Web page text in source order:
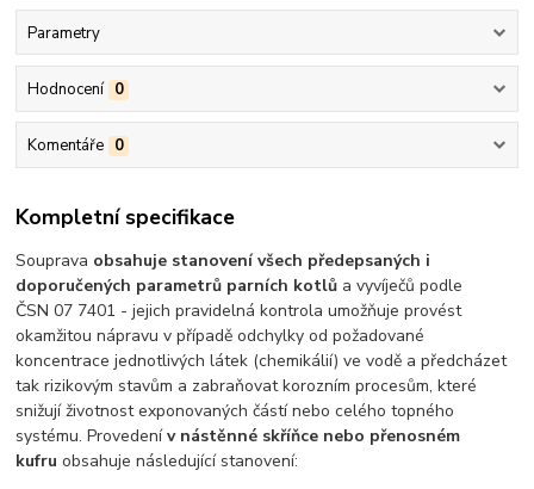
Parametry
Hodnocení 0
Komentáře 0
Kompletní specifikace
Souprava obsahuje stanovení všech předepsaných i
doporučených parametrů parních kotlů a vyvíječů podle
ČSN 07 7401 - jejich pravidelná kontrola umožňuje provést
okamžitou nápravu v případě odchylky od požadované
koncentrace jednotlivých látek (chemikálií) ve vodě a předcházet
tak rizikovým stavům a zabraňovat korozním procesům, které
snižují životnost exponovaných částí nebo celého topného
systému. Provedenív nástěnné skříňce nebo přenosném
kufru obsahuje následující stanovení: